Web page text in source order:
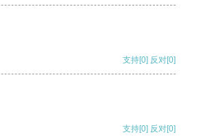
支持[0] 反对[0]
支持[0] 反对[0]